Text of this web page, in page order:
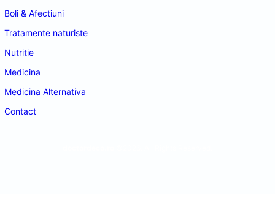
Boli & Afectiuni
Tratamente naturiste
Nutritie
Medicina
Medicina Alternativa
Contact